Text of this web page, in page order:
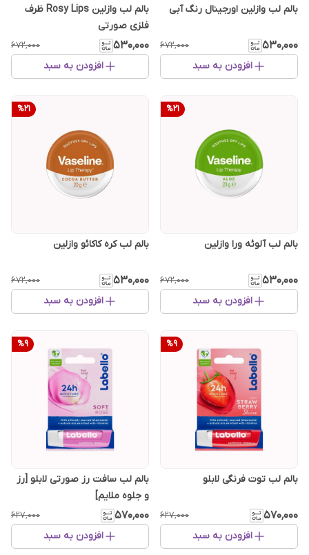
بالم لب وازلین اورجینال رنگ آبی
۵۳۰٬۰۰۰ ۶۷۲٬۰۰۰
افزودن به سبد
بالم لب وازلین Rosy Lips ظرف
فلزی صورتی
۵۳۰٬۰۰۰ ۶۷۲٬۰۰۰
افزودن به سبد
%21
بالم لب آلوئه ورا وازلین
۵۳۰٬۰۰۰ ۶۷۲٬۰۰۰
افزودن به سبد
%21
بالم لب کره کاکائو وازلین
۵۳۰٬۰۰۰ ۶۷۲٬۰۰۰
افزودن به سبد
%9
بالم لب توت فرنگی لابلو
۵۷۰٬۰۰۰ ۶۲۷٬۰۰۰
افزودن به سبد
%9
بالم لب سافت رز صورتی لابلو [رز
و جلوه ملایم]
۵۷۰٬۰۰۰ ۶۲۷٬۰۰۰
افزودن به سبد